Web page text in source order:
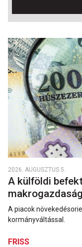
2026. AUGUSZTUS 5.
A külföldi
A piacok
kormányváltással.
FRISS